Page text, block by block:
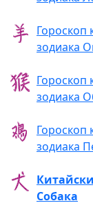
Гороскоп
зодиака
Гороскоп
зодиака
Гороскоп
зодиака
Собака